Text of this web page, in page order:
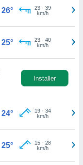
26° 23- 39
km/h
25° 23- 40
km/h
Installer
24° 19- 34
km/h
25° 15- 28
km/h